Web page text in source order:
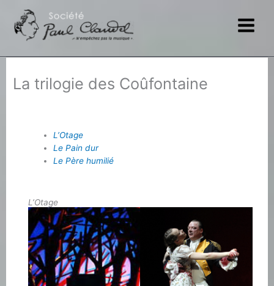
contenu
La trilogie des Coûfontaine
L’Otage
Le Pain dur
Le Père humilié
L’Otage